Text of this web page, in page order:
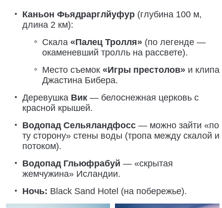
Каньон Фьядрарглйуфур (глубина 100 м,
длина 2 км):
Скала «Палец Тролля» (по легенде —
окаменевший тролль на рассвете).
Место съемок «Игры престолов» и клипа
Джастина Бибера.
Деревушка Вик — белоснежная церковь с
красной крышей.
Водопад Сельяландфосс — можно зайти «по
ту сторону» стены воды (тропа между скалой и
потоком).
Водопад Гльюфрабуй — «скрытая
жемчужина» Исландии.
Ночь: Black Sand Hotel (на побережье).